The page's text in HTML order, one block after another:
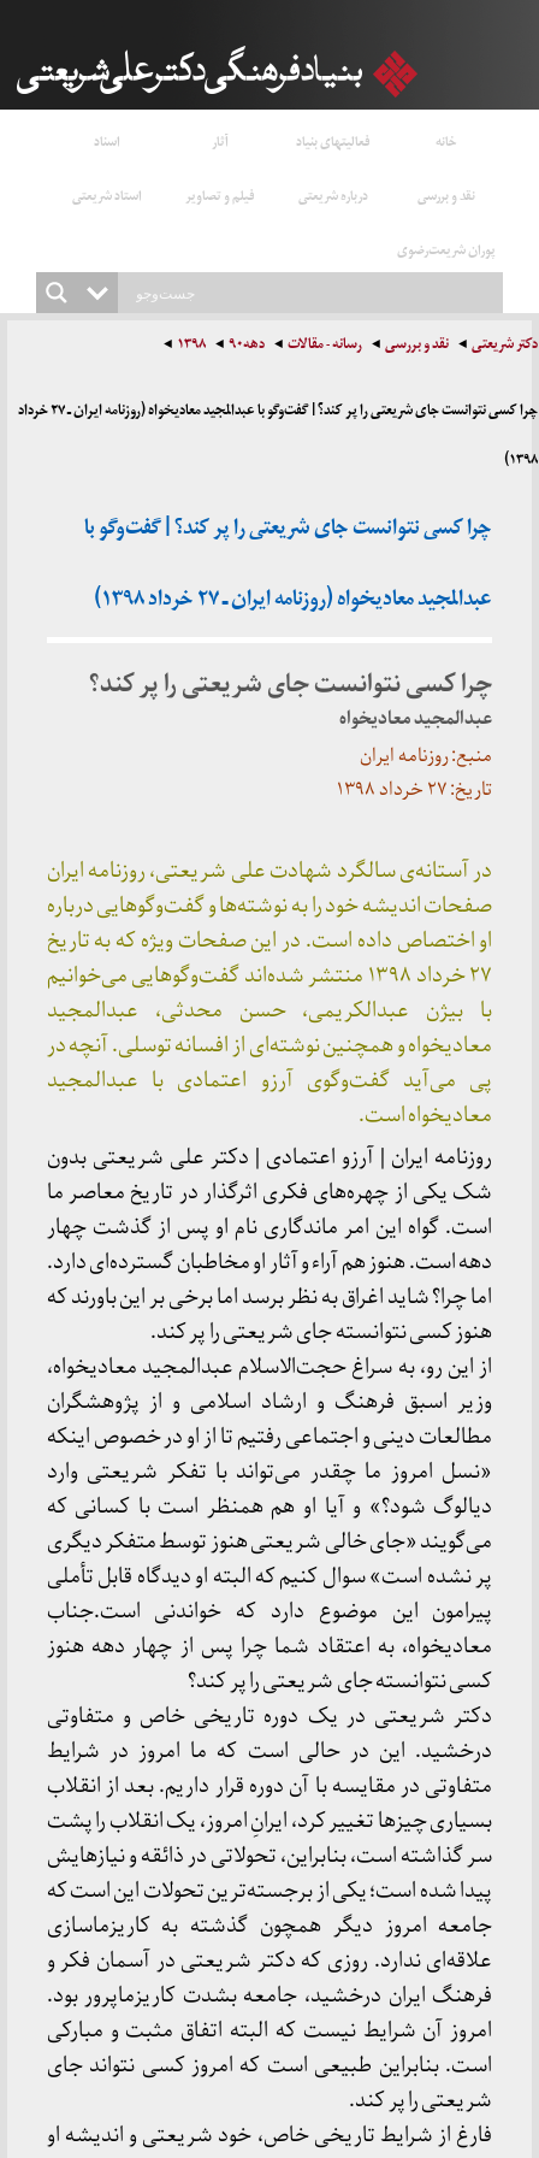
خانه فعالیتهای بنیاد آثار
اسناد
نقد و بررسی
درباره شریعتی فیلم و تصاویر
استاد شریعتی
پوران شریعت‌رضوی
دکتر شریعتی نقد و بررسی رسانه - مقالات دهه۹۰ ۱۳۹۸
چرا کسی نتوانست جای شریعتی را پر کند؟ | گفت‌وگو با عبدالمجید معادیخواه (روزنامه ایران ـ ۲۷ خرداد
۱۳۹۸)
چرا کسی نتوانست جای شریعتی را پر کند؟ | گفت‌وگو با
عبدالمجید معادیخواه (روزنامه ایران ـ ۲۷ خرداد ۱۳۹۸)
چرا کسی نتوانست جای شریعتی را پر کند؟
عبدالمجید معادیخواه
منبع: روزنامه ایران
تاریخ: ۲۷ خرداد ۱۳۹۸
در آستانه‌ی سالگرد شهادت علی شریعتی، روزنامه ایران
صفحات اندیشه‌ خود را به نوشته‌ها و گفت‌وگوهایی درباره
او اختصاص داده است. در این صفحات ویژه که به تاریخ
۲۷ خرداد ۱۳۹۸ منتشر شده‌اند گفت‌وگوهایی می‌خوانیم
با بیژن عبدالکریمی، حسن محدثی، عبدالمجید
معادیخواه و همچنین نوشته‌‌ای از افسانه توسلی. آنچه در
پی می‌آید گفت‌وگوی آرزو اعتمادی با عبدالمجید
معادیخواه است.
روزنامه ایران | آرزو اعتمادی | دکتر علی شریعتی بدون
شک یکی از چهره‌های فکری اثرگذار در تاریخ معاصر ما
است. گواه این امر ماندگاری نام او پس از گذشت چهار
دهه است. هنوز هم آراء و آثار او مخاطبان گسترده‌ای دارد.
اما چرا؟ شاید اغراق به نظر برسد اما برخی بر این باورند که
هنوز کسی نتوانسته جای شریعتی را پر کند.
از این رو، به سراغ حجت‌الاسلام عبدالمجید معادیخواه،
وزیر اسبق فرهنگ و ارشاد اسلامی و از پژوهشگران
مطالعات دینی و اجتماعی رفتیم تا از او در خصوص اینکه
«نسل امروز ما چقدر می‌تواند با تفکر شریعتی وارد
دیالوگ شود؟» و آیا او هم همنظر است با کسانی که
می‌گویند «جای خالی شریعتی هنوز توسط متفکر دیگری
پر نشده است» سوال کنیم که البته او دیدگاه قابل تأملی
پیرامون این موضوع دارد که خواندنی است.جناب
معادیخواه، به اعتقاد شما چرا پس از چهار دهه هنوز
کسی نتوانسته جای شریعتی را پر کند؟
دکتر شریعتی در یک دوره تاریخی خاص و متفاوتی
درخشید. این در حالی است که ما امروز در شرایط
متفاوتی در مقایسه با آن دوره قرار داریم. بعد از انقلاب
بسیاری چیزها تغییر کرد، ایرانِ امروز، یک انقلاب را پشت
سر گذاشته است، بنابراین، تحولاتی در ذائقه و نیازهایش
پیدا شده است؛ یکی از برجسته‌ترین تحولات این است که
جامعه امروز دیگر همچون گذشته به کاریزماسازی
علاقه‌ای ندارد. روزی که دکتر شریعتی در آسمان فکر و
فرهنگ ایران درخشید، جامعه بشدت کاریزماپرور بود.
امروز آن شرایط نیست که البته اتفاق مثبت و مبارکی
است. بنابراین طبیعی است که امروز کسی نتواند جای
شریعتی را پر کند.
فارغ از شرایط تاریخی خاص، خود شریعتی و اندیشه او